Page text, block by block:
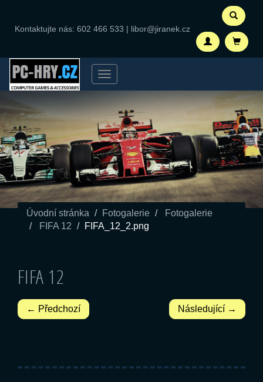
Kontaktujte nás: 602 466 533 | libor@jiranek.cz
Menu
Úvodní stránka Fotogalerie
Fotogalerie
FIFA 12
FIFA_12_2.png
FIFA 12
← Předchozí Následující →